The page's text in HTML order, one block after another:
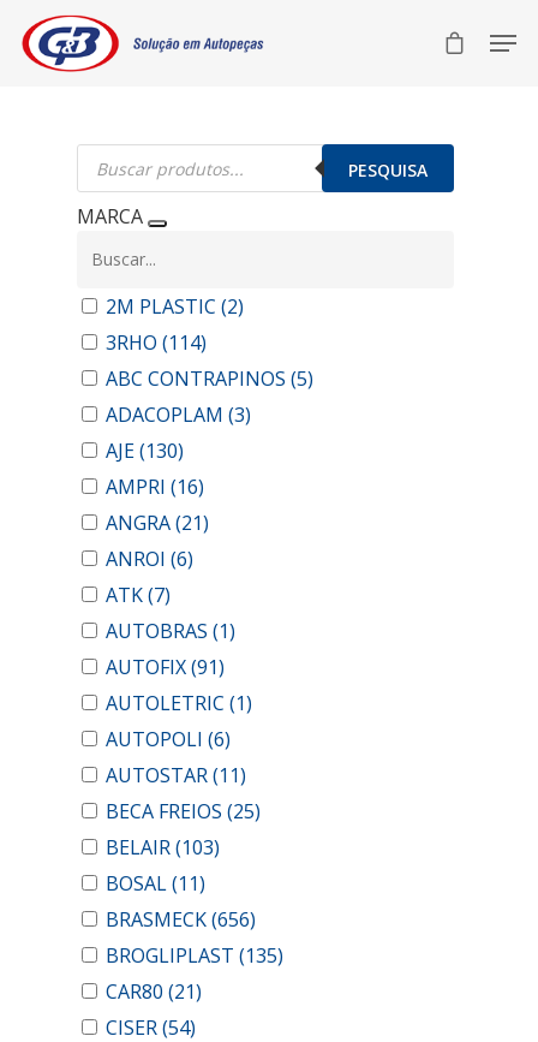
Pesquisar
produtos PESQUISA
MARCA
2M PLASTIC (2)
3RHO (114)
ABC CONTRAPINOS (5)
ADACOPLAM (3)
AJE(130)
AMPRI (16)
ANGRA(21)
ANROI (6)
ATK(7)
AUTOBRAS (1)
AUTOFIX(91)
AUTOLETRIC (1)
AUTOPOLI (6)
AUTOSTAR(11)
BECA FREIOS (25)
BELAIR(103)
BOSAL(11)
BRASMECK(656)
BROGLIPLAST (135)
CAR80 (21)
CISER(54)